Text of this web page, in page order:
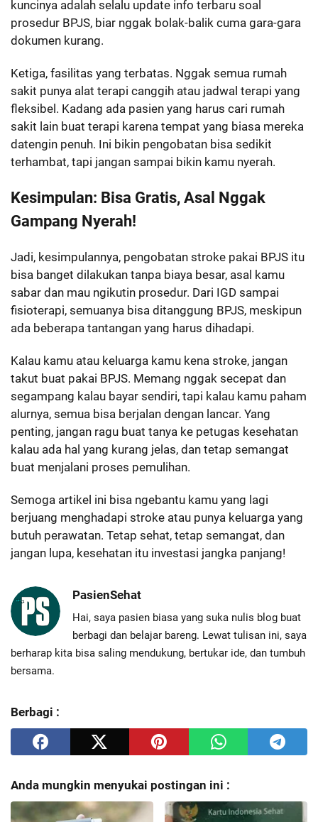
kuncinya adalah selalu update info terbaru soal
prosedur BPJS, biar nggak bolak-balik cuma gara-gara
dokumen kurang.
Ketiga, fasilitas yang terbatas. Nggak semua rumah
sakit punya alat terapi canggih atau jadwal terapi yang
fleksibel. Kadang ada pasien yang harus cari rumah
sakit lain buat terapi karena tempat yang biasa mereka
datengin penuh. Ini bikin pengobatan bisa sedikit
terhambat, tapi jangan sampai bikin kamu nyerah.
Kesimpulan: Bisa Gratis, Asal Nggak
Gampang Nyerah!
Jadi, kesimpulannya, pengobatan stroke pakai BPJS itu
bisa banget dilakukan tanpa biaya besar, asal kamu
sabar dan mau ngikutin prosedur. Dari IGD sampai
fisioterapi, semuanya bisa ditanggung BPJS, meskipun
ada beberapa tantangan yang harus dihadapi.
Kalau kamu atau keluarga kamu kena stroke, jangan
takut buat pakai BPJS. Memang nggak secepat dan
segampang kalau bayar sendiri, tapi kalau kamu paham
alurnya, semua bisa berjalan dengan lancar. Yang
penting, jangan ragu buat tanya ke petugas kesehatan
kalau ada hal yang kurang jelas, dan tetap semangat
buat menjalani proses pemulihan.
Semoga artikel ini bisa ngebantu kamu yang lagi
berjuang menghadapi stroke atau punya keluarga yang
butuh perawatan. Tetap sehat, tetap semangat, dan
jangan lupa, kesehatan itu investasi jangka panjang!
PasienSehat
Hai, saya pasien biasa yang suka nulis blog buat
berbagi dan belajar bareng. Lewat tulisan ini, saya
berharap kita bisa saling mendukung, bertukar ide, dan tumbuh
bersama.
Berbagi :
Anda mungkin menyukai postingan ini :